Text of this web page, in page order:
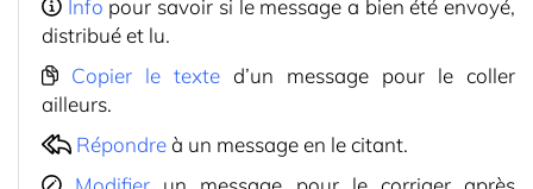
Info pour savoir si le message a bien été envoyé,
distribué et lu.
Copier le texted’un message pour le coller
ailleurs.
Répondreà un message en le citant.